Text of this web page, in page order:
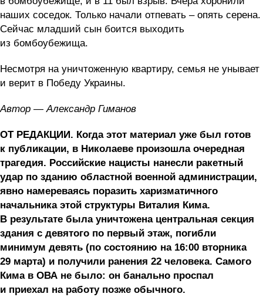
наших соседок. Только начали отпевать – опять серена.
Сейчас младший сын боится выходить
из бомбоубежища.
Несмотря на уничтоженную квартиру, семья не унывает
и верит в Победу Украины.
Автор — Александр Гиманов
ОТ РЕДАКЦИИ. Когда этот материал уже был готов
к публикации, в Николаеве произошла очередная
трагедия. Российские нацисты нанесли ракетный
удар по зданию областной военной администрации,
явно намереваясь поразить харизматичного
начальника этой структуры Виталия Кима.
В результате была уничтожена центральная секция
здания с девятого по первый этаж, погибли
минимум девять (по состоянию на 16:00 вторника
29 марта) и получили ранения 22 человека. Самого
Кима в ОВА не было: он банально проспал
и приехал на работу позже обычного.